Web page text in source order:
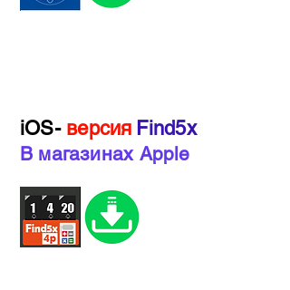
iOS- версия Find5x
В магазинах Apple